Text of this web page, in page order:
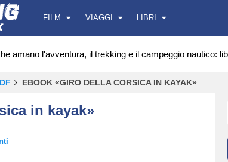
FILM VIAGGI LIBRI
amano l'avventura, il trekking e il campeggio nautico:
EBOOK «GIRO DELLA CORSICA IN KAYAK»
in kayak»